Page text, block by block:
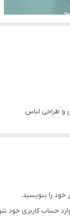
و طراحی لباس
را بنویسید.
حساب کاربری خود